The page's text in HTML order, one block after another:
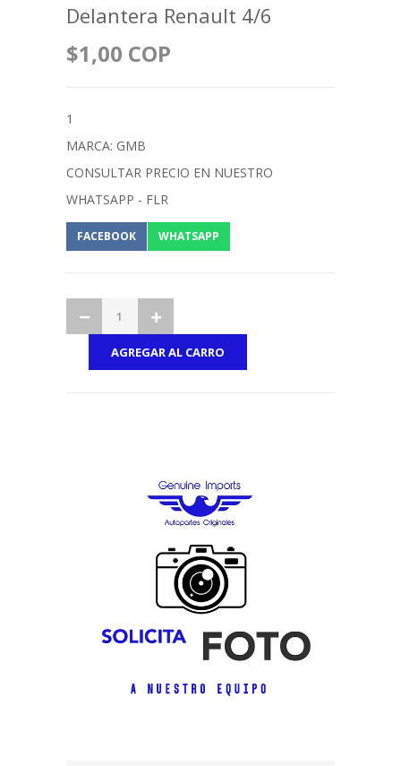
Delantera Renault 4/6
$1,00 COP
1
MARCA: GMB
CONSULTAR PRECIO EN NUESTRO
WHATSAPP - FLR
FACEBOOK WHATSAPP